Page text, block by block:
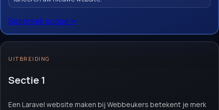
die meer nodig hebben dan een standaard
site: koppelingen, proceslogica, stabiliteit
Bespreek scope→
UITBREIDING
Sectie 1
Een Laravel website maken bij Webbeukers betekent je merk